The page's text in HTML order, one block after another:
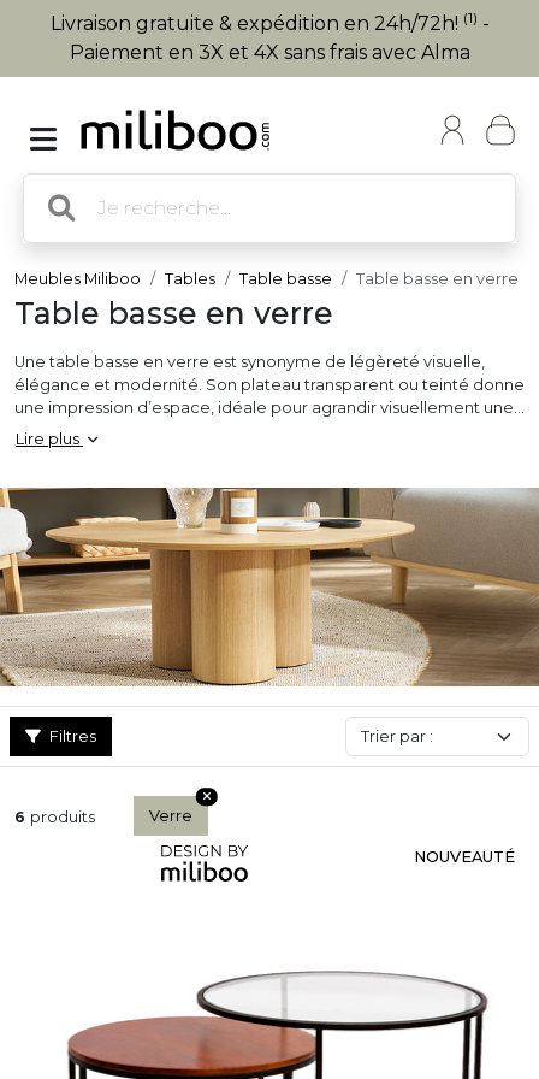
Livraison gratuite & expédition en 24h/72h! (1) -
Paiement en 3X et 4X sans frais avec Alma
Meubles Miliboo Tables Table basse Table basse en verre
Table basse en verre
Une table basse en verre est synonyme de légèreté visuelle,
élégance et modernité. Son plateau transparent ou teinté donne
une impression d’espace, idéale pour agrandir visuellement une
pièce et mettre en valeur un beau tapis ou un sol travaillé. Cette
table basse
des pieds en métal ou laiton, la table basse en verre peut être
ronde, carrée ou rectangulaire, avec ou sans rangements
intégrés. Elle se décline aussi en version gigogne ou avec plateau
double pour plus de praticité. Chic, discrète et intemporelle, la
table basse en verre apporte une touche raffinée à votre salon
tout en conservant une esthétique épurée et lumineuse.
Lire plus
Filtres
6 produits Verre
NOUVEAUTÉ